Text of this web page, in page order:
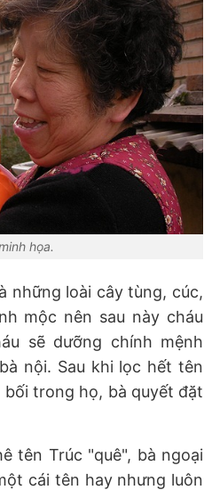
họa.
những loài cây tùng, cúc,
mộc nên sau này cháu
sẽ dưỡng chính mệnh
nội. Sau khi lọc hết tên
trong họ, bà quyết đặt
tên Trúc "quê", bà ngoại
cái tên hay nhưng luôn